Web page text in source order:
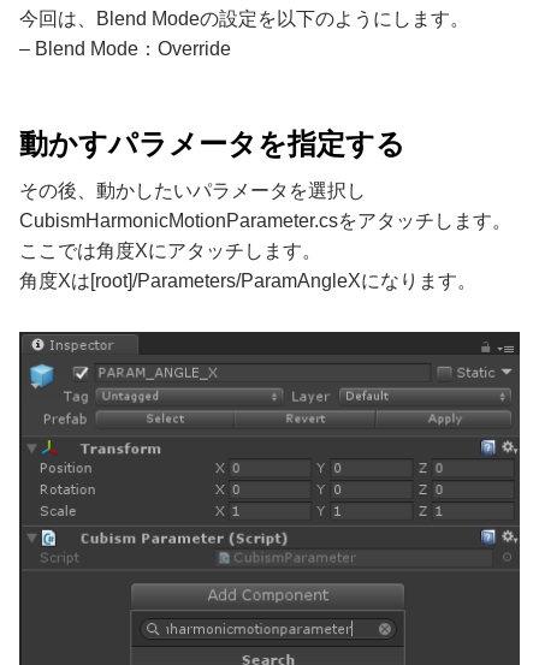
今回は、Blend Modeの設定を以下のようにします。
– Blend Mode：Override
動かすパラメータを指定する
その後、動かしたいパラメータを選択し
CubismHarmonicMotionParameter.csをアタッチします。
ここでは角度Xにアタッチします。
角度Xは[root]/Parameters/ParamAngleXになります。